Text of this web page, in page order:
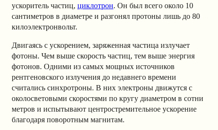
ускоритель частиц, циклотрон. Он был всего около 10
сантиметров в диаметре и разгонял протоны лишь до 80
килоэлектронвольт.
Двигаясь с ускорением, заряженная частица излучает
фотоны. Чем выше скорость частиц, тем выше энергия
фотонов. Одними из самых мощных источников
рентгеновского излучения до недавнего времени
считались синхротроны. В них электроны движутся с
околосветовыми скоростями по кругу диаметром в сотни
метров и испытывают центростремительное ускорение
благодаря поворотным магнитам.